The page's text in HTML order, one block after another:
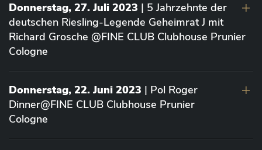
Donnerstag, 27. Juli 2023 | 5 Jahrzehnte der
deutschen Riesling-Legende Geheimrat J mit
Richard Grosche @FINE CLUB Clubhouse Prunier
Cologne
Donnerstag, 22. Juni 2023 | Pol Roger
Dinner@FINE CLUB Clubhouse Prunier
Cologne